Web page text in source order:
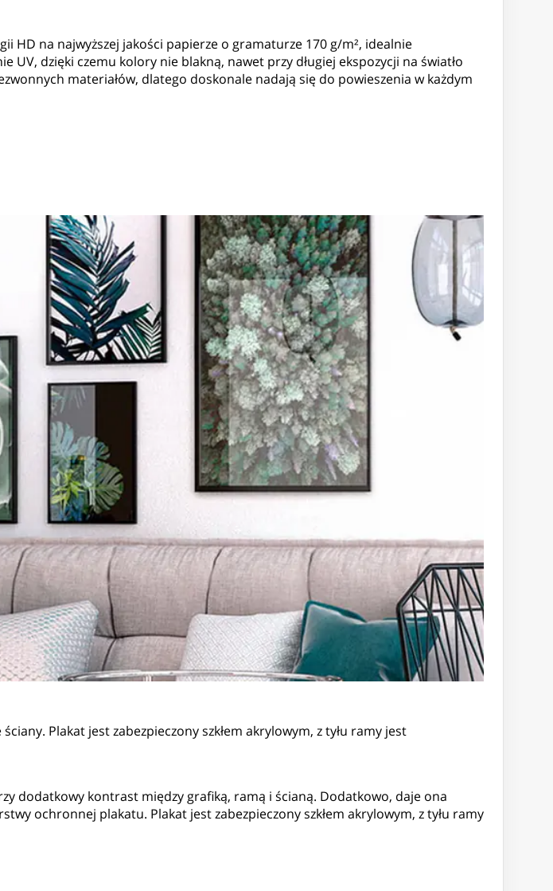
HD na najwyższej jakości papierze o gramaturze 170 g/m², idealnie
dzięki czemu kolory nie blakną, nawet przy długiej ekspozycji na światło
materiałów, dlatego doskonale nadają się do powieszenia w każdym
Plakat jest zabezpieczony szkłem akrylowym, z tyłu ramy jest
dodatkowy kontrast między grafiką, ramą i ścianą. Dodatkowo, daje ona
ochronnej plakatu. Plakat jest zabezpieczony szkłem akrylowym, z tyłu ramy